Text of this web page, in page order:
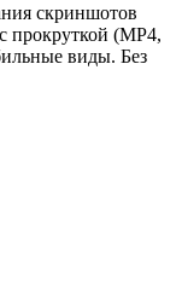
скриншотов
прокруткой (MP4,
виды. Без